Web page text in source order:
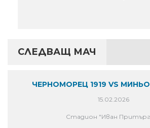
СЛЕДВАЩ МАЧ
ЧЕРНОМОРЕЦ 1919 VS
15.02.2026
Стадион "Иван